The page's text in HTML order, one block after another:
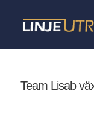
Team Lisab